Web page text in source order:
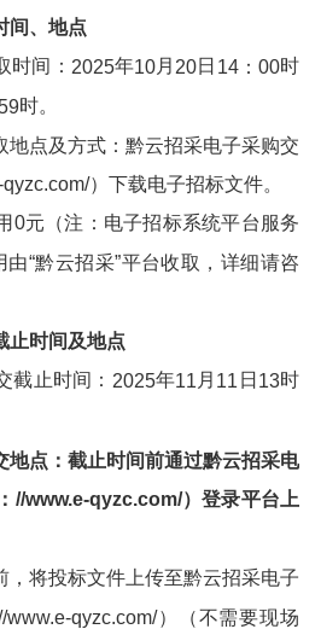
间、地点
时间： 2025年10月 20日 14：00时
时。
地点及方式：黔云招采电子采购交
）下载电子招标文件。
0元（注：电子招标系统平台服务
“黔云招采”平台收取，详细请咨
止时间及地点
截止时间： 2025年11 月 11 日 13时
地点：截止时间前通过黔云招采电
//www.e-qyzc.com/）登录平台上
，将投标文件上传至黔云招采电子
qyzc.com/）（不需要现场